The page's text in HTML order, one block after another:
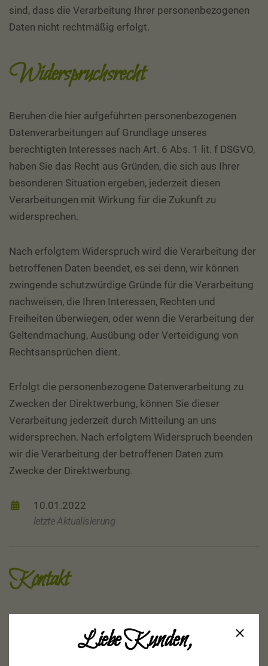
sind, dass die Verarbeitung Ihrer personenbezogenen
Daten nicht rechtmäßig erfolgt.
Widerspruchsrecht
Beruhen die hier aufgeführten personenbezogenen
Datenverarbeitungen auf Grundlage unseres
berechtigten Interesses nach Art. 6 Abs. 1 lit. f DSGVO,
haben Sie das Recht aus Gründen, die sich aus Ihrer
besonderen Situation ergeben, jederzeit diesen
Verarbeitungen mit Wirkung für die Zukunft zu
widersprechen.
Nach erfolgtem Widerspruch wird die Verarbeitung der
betroffenen Daten beendet, es sei denn, wir können
zwingende schutzwürdige Gründe für die Verarbeitung
nachweisen, die Ihren Interessen, Rechten und
Freiheiten überwiegen, oder wenn die Verarbeitung der
Geltendmachung, Ausübung oder Verteidigung von
Rechtsansprüchen dient.
Erfolgt die personenbezogene Datenverarbeitung zu
Zwecken der Direktwerbung, können Sie dieser
Verarbeitung jederzeit durch Mitteilung an uns
widersprechen. Nach erfolgtem Widerspruch beenden
wir die Verarbeitung der betroffenen Daten zum
Zwecke der Direktwerbung.
10.01.2022
letzte Aktualisierung
Kontakt
BistroServiceLiebe Kunden,